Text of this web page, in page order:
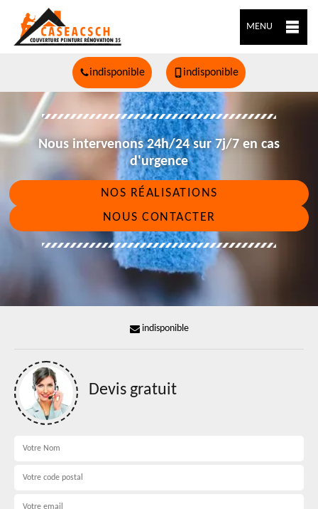
MENU
indisponible indisponible
Nous intervenons 24h/24 sur 7j/7 en cas
d'urgence
NOS RÉALISATIONS
NOUS CONTACTER
indisponible
Devis gratuit